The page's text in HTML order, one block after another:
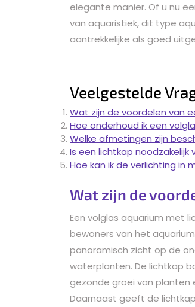
elegante manier. Of u nu
van aquaristiek, dit type
aantrekkelijke als goed
Veelgestelde
Wat zijn de voordelen van
Hoe onderhoud ik een
Welke afmetingen zijn
Is een lichtkap noodzakelijk
Hoe kan ik de verlichting in
Wat zijn de
Een volglas aquarium met
bewoners van het
panoramisch zicht op de
waterplanten. De lichtkap
gezonde groei van planten
Daarnaast geeft de